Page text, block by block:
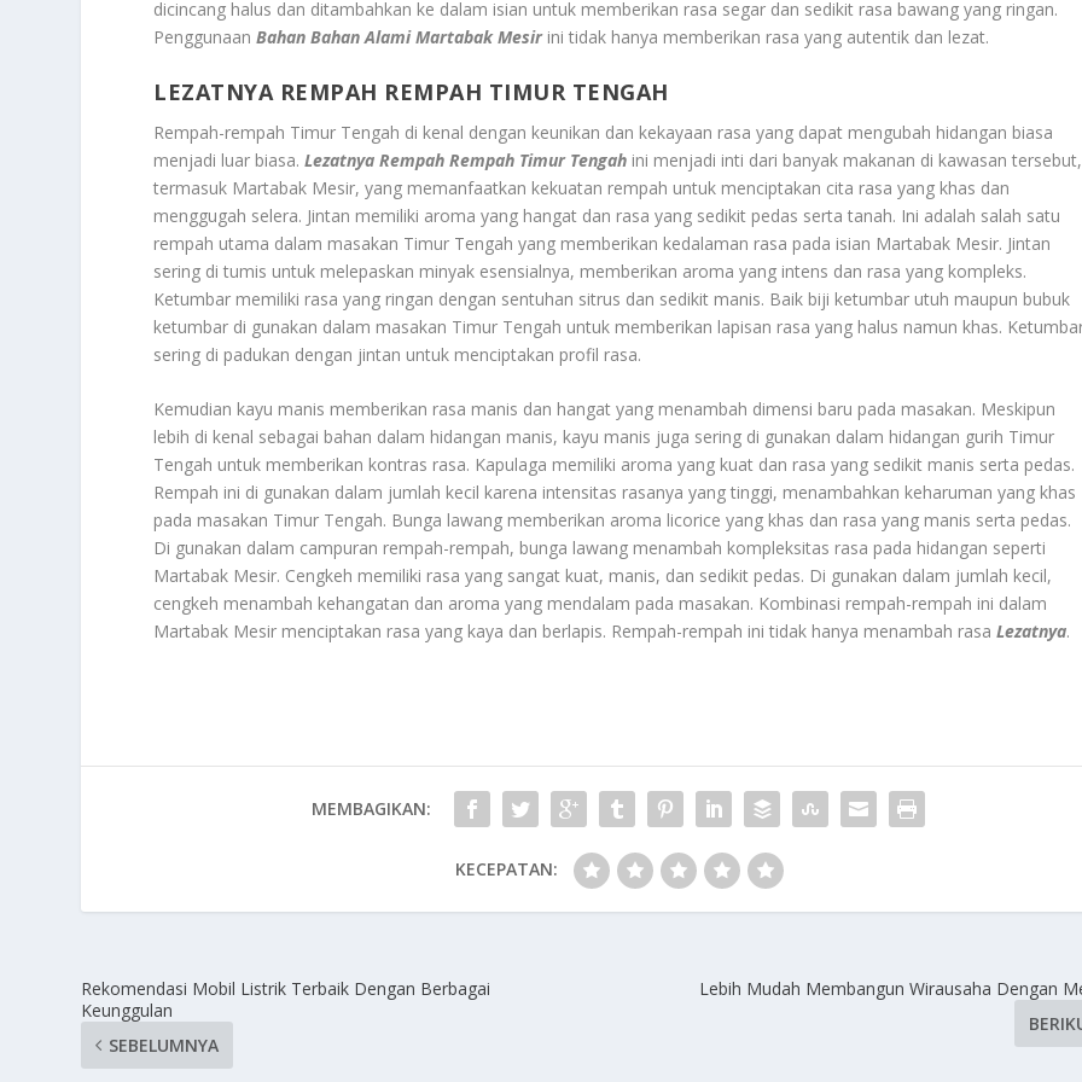
dicincang halus dan ditambahkan ke dalam isian untuk memberikan rasa segar dan sedikit rasa bawang yang ringan.
PenggunaanBahan Bahan Alami Martabak Mesirini tidak hanya memberikan rasa yang autentik dan lezat.
LEZATNYA REMPAH REMPAH TIMUR TENGAH
Rempah-rempah Timur Tengah di kenal dengan keunikan dan kekayaan rasa yang dapat mengubah hidangan biasa
menjadi luar biasa.Lezatnya Rempah Rempah Timur Tengah ini menjadi inti dari banyak makanan di kawasan tersebut,
termasuk Martabak Mesir, yang memanfaatkan kekuatan rempah untuk menciptakan cita rasa yang khas dan
menggugah selera. Jintan memiliki aroma yang hangat dan rasa yang sedikit pedas serta tanah. Ini adalah salah satu
rempah utama dalam masakan Timur Tengah yang memberikan kedalaman rasa pada isian Martabak Mesir. Jintan
sering di tumis untuk melepaskan minyak esensialnya, memberikan aroma yang intens dan rasa yang kompleks.
Ketumbar memiliki rasa yang ringan dengan sentuhan sitrus dan sedikit manis. Baik biji ketumbar utuh maupun bubuk
ketumbar di gunakan dalam masakan Timur Tengah untuk memberikan lapisan rasa yang halus namun khas.
sering di padukan dengan jintan untuk menciptakan profil rasa.
Kemudian kayu manis memberikan rasa manis dan hangat yang menambah dimensi baru pada masakan. Meskipun
lebih di kenal sebagai bahan dalam hidangan manis, kayu manis juga sering di gunakan dalam hidangan gurih Timur
Tengah untuk memberikan kontras rasa. Kapulaga memiliki aroma yang kuat dan rasa yang sedikit manis serta pedas.
Rempah ini di gunakan dalam jumlah kecil karena intensitas rasanya yang tinggi, menambahkan keharuman yang khas
pada masakan Timur Tengah. Bunga lawang memberikan aroma licorice yang khas dan rasa yang manis serta pedas.
Di gunakan dalam campuran rempah-rempah, bunga lawang menambah kompleksitas rasa pada hidangan seperti
Martabak Mesir. Cengkeh memiliki rasa yang sangat kuat, manis, dan sedikit pedas. Di gunakan dalam jumlah kecil,
cengkeh menambah kehangatan dan aroma yang mendalam pada masakan. Kombinasi rempah-rempah ini dalam
Martabak Mesir menciptakan rasa yang kaya dan berlapis. Rempah-rempah ini tidak hanya menambah rasaLezatnya.
MEMBAGIKAN:
KECEPATAN:
Rekomendasi Mobil Listrik Terbaik Dengan Berbagai
Keunggulan
SEBELUMNYA
Lebih Mudah Membangun Wirausaha Dengan